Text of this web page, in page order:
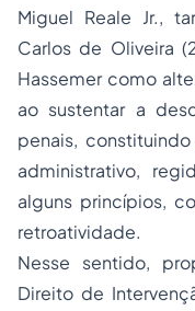
Miguel Reale Jr.,
Carlos de Oliveira
Hassemer como
ao sustentar a
penais,
administrativo,
alguns princípios,
retroatividade.
Nesse sentido,
Direito de